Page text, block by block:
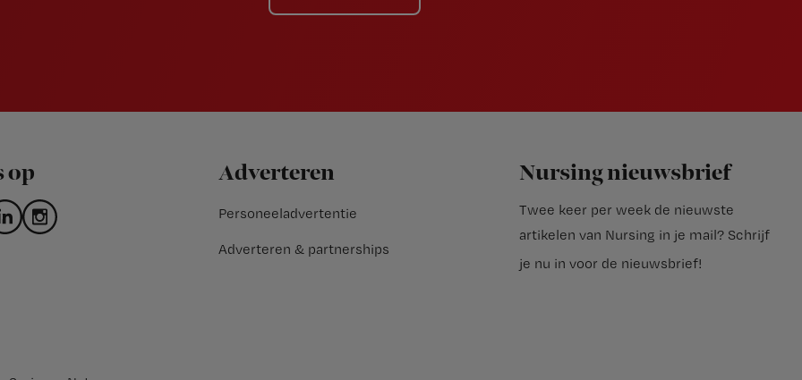
op Adverteren
Personeeladvertentie
Adverteren & partnerships
Nursing nieuwsbrief
Twee keer per week de nieuwste
artikelen van Nursing in je mail? Schrijf
je nu in voor de nieuwsbrief!